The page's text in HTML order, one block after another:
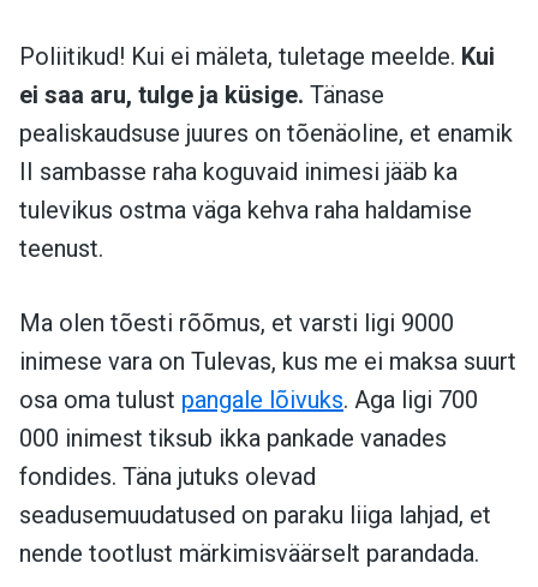
Poliitikud! Kui ei mäleta, tuletage meelde. Kui
ei saa aru, tulge ja küsige. Tänase
pealiskaudsuse juures on tõenäoline, et enamik
II sambasse raha koguvaid inimesi jääb ka
tulevikus ostma väga kehva raha haldamise
teenust.
Ma olen tõesti rõõmus, et varsti ligi 9000
inimese vara on Tulevas, kus me ei maksa suurt
osa oma tulust pangale lõivuks. Aga ligi 700
000 inimest tiksub ikka pankade vanades
fondides. Täna jutuks olevad
seadusemuudatused on paraku liiga lahjad, et
nende tootlust märkimisväärselt parandada.